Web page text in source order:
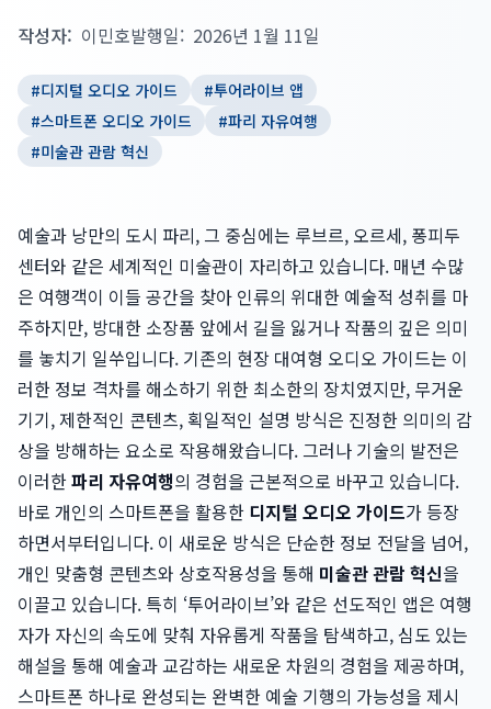
작성자: 이민호발행일: 2026년 1월 11일
#디지털 오디오 가이드 #투어라이브 앱
#스마트폰 오디오 가이드 #파리 자유여행
#미술관 관람 혁신
예술과 낭만의 도시 파리, 그 중심에는 루브르, 오르세, 퐁피두
센터와 같은 세계적인 미술관이 자리하고 있습니다. 매년 수많
은 여행객이 이들 공간을 찾아 인류의 위대한 예술적 성취를 마
주하지만, 방대한 소장품 앞에서 길을 잃거나 작품의 깊은 의미
를 놓치기 일쑤입니다. 기존의 현장 대여형 오디오 가이드는 이
러한 정보 격차를 해소하기 위한 최소한의 장치였지만, 무거운
기기, 제한적인 콘텐츠, 획일적인 설명 방식은 진정한 의미의 감
상을 방해하는 요소로 작용해왔습니다. 그러나 기술의 발전은
이러한파리 자유여행의 경험을 근본적으로 바꾸고 있습니다.
바로 개인의 스마트폰을 활용한 디지털 오디오 가이드가 등장
하면서부터입니다. 이 새로운 방식은 단순한 정보 전달을 넘어,
개인 맞춤형 콘텐츠와 상호작용성을 통해 미술관 관람 혁신을
이끌고 있습니다. 특히 ‘투어라이브’와 같은 선도적인 앱은 여행
자가 자신의 속도에 맞춰 자유롭게 작품을 탐색하고, 심도 있는
해설을 통해 예술과 교감하는 새로운 차원의 경험을 제공하며,
스마트폰 하나로 완성되는 완벽한 예술 기행의 가능성을 제시